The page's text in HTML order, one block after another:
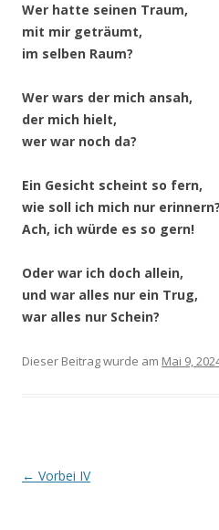
Wer hatte seinen Traum,
mit mir geträumt,
im selben Raum?
Wer wars der mich ansah,
der mich hielt,
wer war noch da?
Ein Gesicht scheint so fern,
wie soll ich mich nur erinnern?
Ach, ich würde es so gern!
Oder war ich doch allein,
und war alles nur ein Trug,
war alles nur Schein?
Dieser Beitrag wurde am Mai 9,
Beitragsnavigation
← Vorbei IV